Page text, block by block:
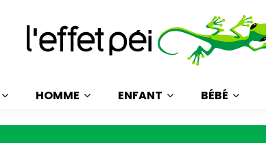
HOMME ENFANT BÉBÉ